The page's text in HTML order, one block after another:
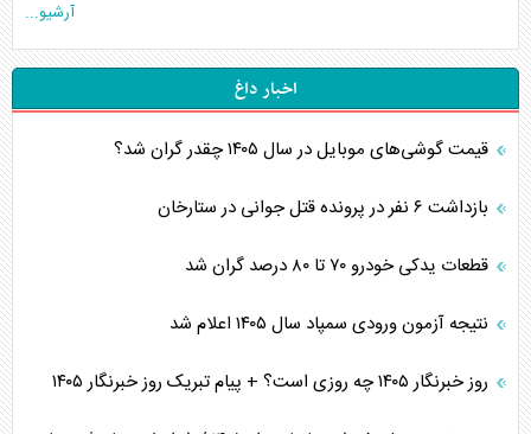
آرشیو...
اخبار داغ
قیمت گوشی‌های موبایل در سال ۱۴۰۵ چقدر گران شد؟
بازداشت ۶ نفر در پرونده قتل جوانی در ستارخان
قطعات یدکی خودرو ۷۰ تا ۸۰ درصد گران شد
نتیجه آزمون ورودی سمپاد سال ۱۴۰۵ اعلام شد
روز خبرنگار ۱۴۰۵ چه روزی است؟ + پیام تبریک روز خبرنگار ۱۴۰۵